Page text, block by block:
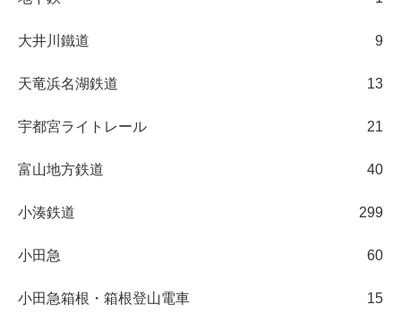
大井川鐵道 9
天竜浜名湖鉄道 13
宇都宮ライトレール 21
富山地方鉄道 40
小湊鉄道 299
小田急 60
小田急箱根・箱根登山電車 15